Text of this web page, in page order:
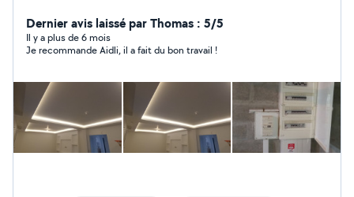
Dernier avis laissé par Thomas : 5/5
Il y a plus de 6 mois
Je recommande Aidli, il a fait du bon travail !